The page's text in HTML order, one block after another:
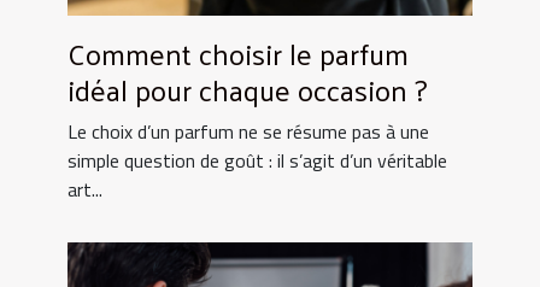
Comment choisir le parfum
idéal pour chaque occasion ?
Le choix d’un parfum ne se résume pas à une
simple question de goût : il s’agit d’un véritable
art...